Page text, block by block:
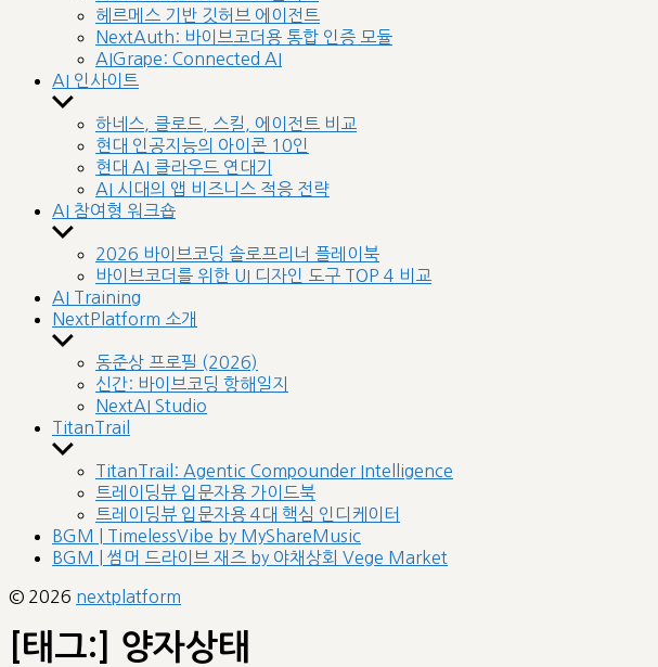
헤르메스 기반 깃허브 에이전트
NextAuth: 바이브코더용 통합 인증 모듈
AIGrape: Connected AI
AI 인사이트
Show
sub
menu
하네스, 클로드, 스킬, 에이전트 비교
현대 인공지능의 아이콘 10인
현대 AI 클라우드 연대기
AI 시대의 앱 비즈니스 적응 전략
AI 참여형 워크숍
Show
sub
menu
2026 바이브코딩 솔로프리너 플레이북
바이브코더를 위한 UI 디자인 도구 TOP 4 비교
AI Training
NextPlatform 소개
Show
sub
menu
동준상 프로필 (2026)
신간: 바이브코딩 항해일지
NextAI Studio
TitanTrail
Show
sub
menu
TitanTrail: Agentic Compounder Intelligence
트레이딩뷰 입문자용 가이드북
트레이딩뷰 입문자용 4대 핵심 인디케이터
BGM | TimelessVibe by MyShareMusic
BGM | 썸머 드라이브 재즈 by 야채상회 Vege Market
© 2026 nextplatform
[태그:] 양자상태